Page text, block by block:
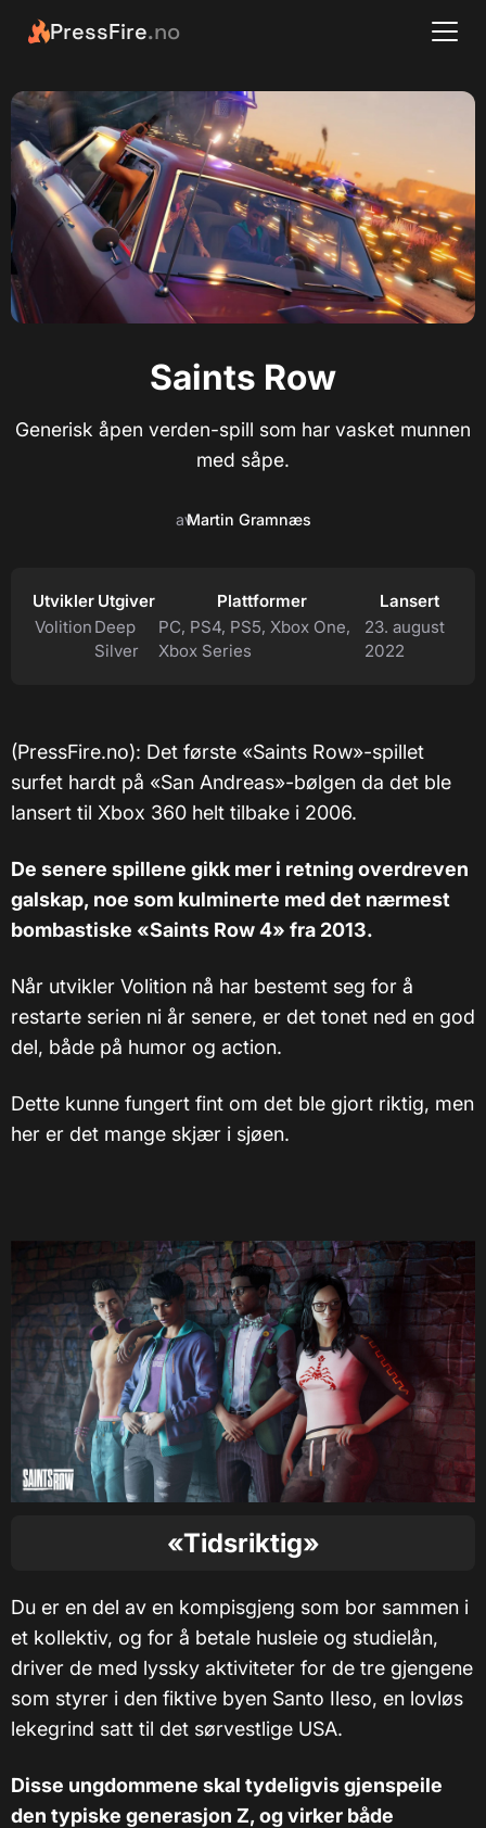
PressFire.no
Saints Row
Generisk åpen verden-spill som har vasket munnen
med såpe.
avMartin Gramnæs
Utvikler
Volition
Utgiver
Deep
Silver
Plattformer
PC, PS4, PS5, Xbox One,
Xbox Series
Lansert
23. august
2022
(PressFire.no): Det første «Saints Row»-spillet
surfet hardt på «San Andreas»-bølgen da det ble
lansert til Xbox 360 helt tilbake i 2006.
De senere spillene gikk mer i retning overdreven
galskap, noe som kulminerte med det nærmest
bombastiske «Saints Row 4» fra 2013.
Når utvikler Volition nå har bestemt seg for å
restarte serien ni år senere, er det tonet ned en god
del, både på humor og action.
Dette kunne fungert fint om det ble gjort riktig, men
her er det mange skjær i sjøen.
«Tidsriktig»
Du er en del av en kompisgjeng som bor sammen i
et kollektiv, og for å betale husleie og studielån,
driver de med lyssky aktiviteter for de tre gjengene
som styrer i den fiktive byen Santo Ileso, en lovløs
lekegrind satt til det sørvestlige USA.
Disse ungdommene skal tydeligvis gjenspeile
den typiske generasjon Z, og virker både